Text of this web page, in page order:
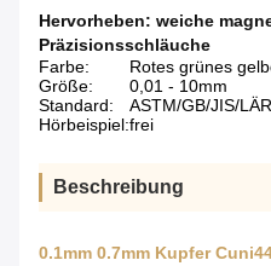
Hervorheben: weiche
Präzisionsschläuche
Farbe:
Rotes grünes
Größe:
0,01 - 10mm
Standard:
ASTM/GB/JIS/
Hörbeispiel:frei
Beschreibung
0.1mm 0.7mm Kupfer